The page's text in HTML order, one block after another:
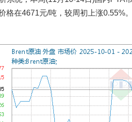
格在4671元/吨，较周初上涨0.55%